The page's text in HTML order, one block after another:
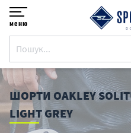
меню
ШОРТИ OAKLEY
LIGHT GREY